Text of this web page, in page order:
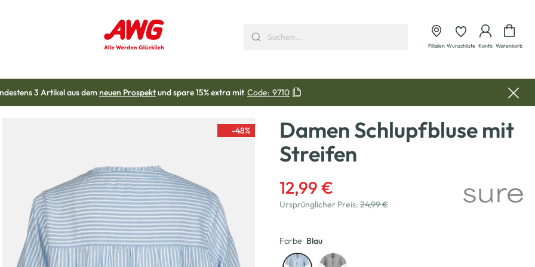
Filialen Wunschliste Konto Warenkorb
3 Artikel aus demneuen Prospektund spare 15% extra mit Code: 9710
-48%
Damen Schlupfbluse mit
Streifen
12,99 €
Ursprünglicher Preis: 24,99 €
Farbe Blau